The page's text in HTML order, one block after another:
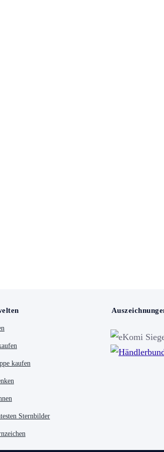
kaufen
Sternbilder